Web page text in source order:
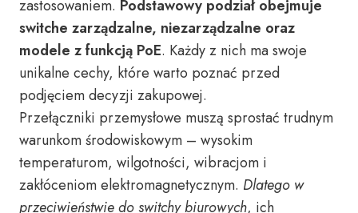
zastosowaniem. Podstawowy podział obejmuje
switche zarządzalne, niezarządzalne oraz
modele z funkcją PoE. Każdy z nich ma swoje
unikalne cechy, które warto poznać przed
podjęciem decyzji zakupowej.
Przełączniki przemysłowe muszą sprostać trudnym
warunkom środowiskowym – wysokim
temperaturom, wilgotności, wibracjom i
zakłóceniom elektromagnetycznym. Dlatego w
przeciwieństwie do switchy biurowych, ich